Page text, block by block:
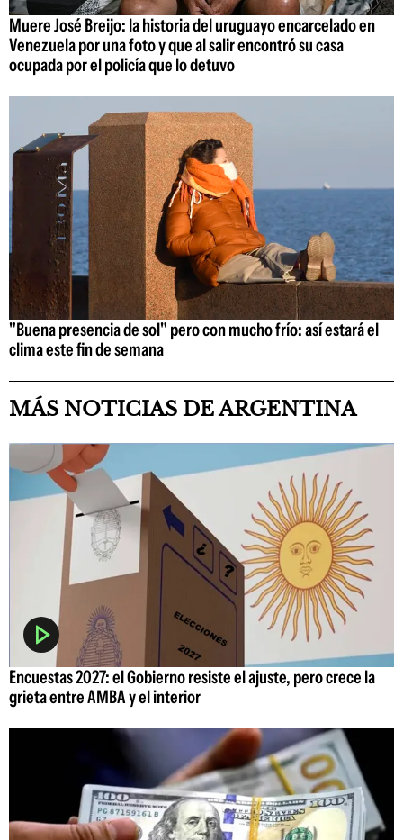
Muere José Breijo: la historia del uruguayo encarcelado en
Venezuela por una foto y que al salir encontró su casa
ocupada por el policía que lo detuvo
"Buena presencia de sol" pero con mucho frío: así estará el
clima este fin de semana
MÁS NOTICIAS DE ARGENTINA
Encuestas 2027: el Gobierno resiste el ajuste, pero crece la
grieta entre AMBA y el interior